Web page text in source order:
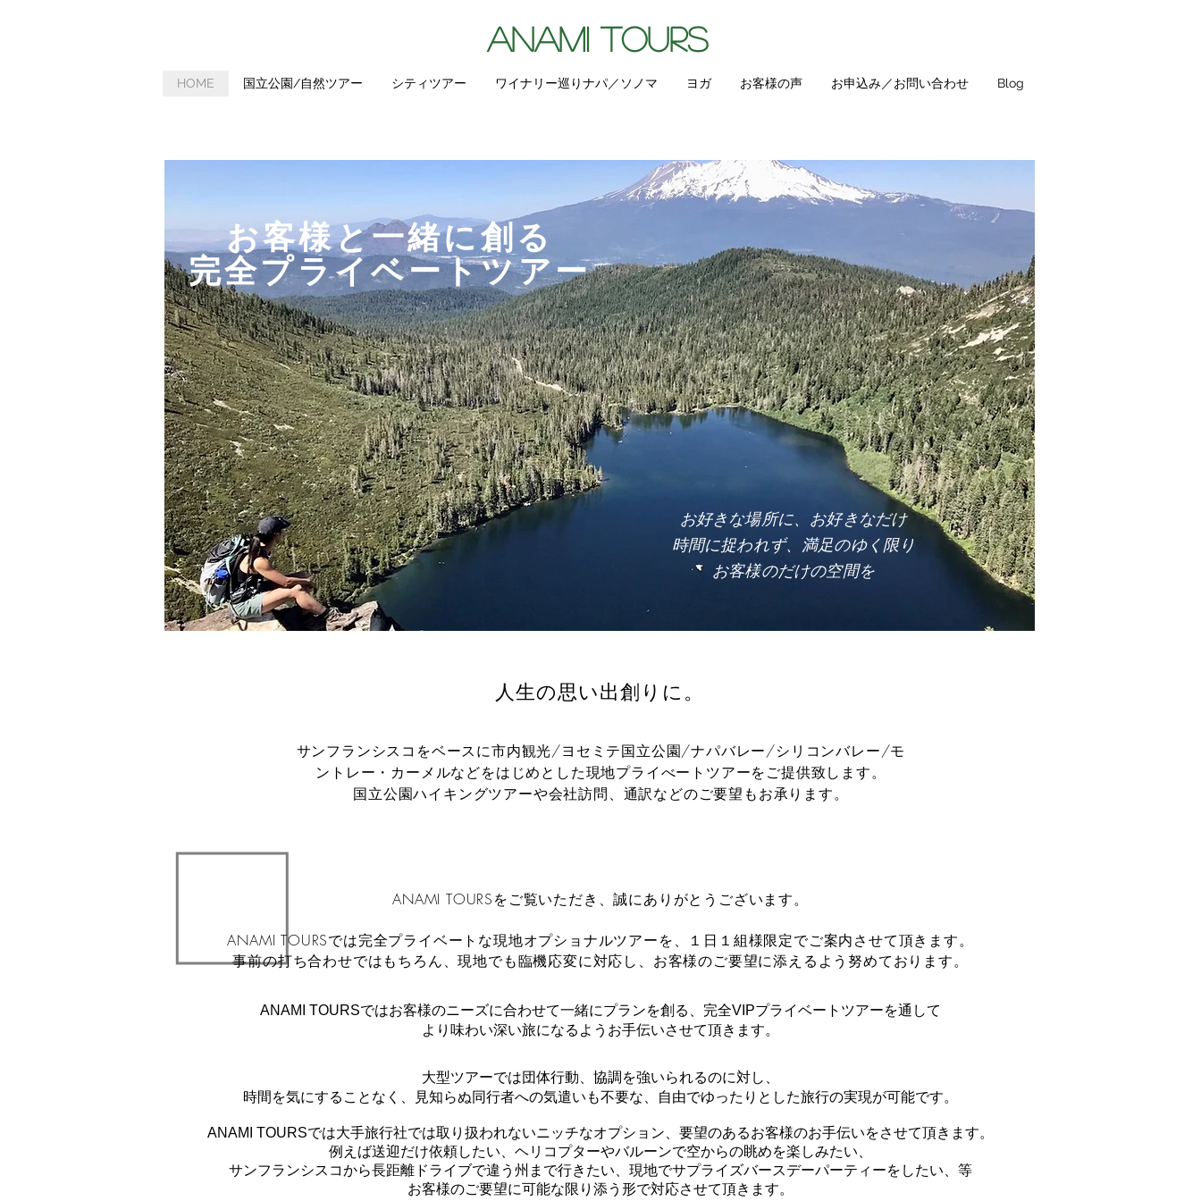
ANAMI TOURS
HOME 国立公園/自然ツアー シティツアー ワイナリー巡りナパ／ソノマ ヨガ お客様の声 お申込み／お問い合わせ Blog
お客様と一緒に創る
​完全プライベートツアー
お好きな場所に、お好きなだけ
時間に捉われず、満足のゆく限り
​お客様のだけの空間を
人生の思い出創りに。
サンフランシスコをベースに市内観光/ヨセミテ国立公園/ナパバレー/シリコンバレー/モ
ントレー・カーメルなどをはじめとした現地プライべートツアーをご提供致します。
国立公園ハイキングツアーや会社訪問、通訳などのご要望もお承ります。
ANAMI TOURSをご覧いただき、誠にありがとうございます。
ANAMI TOURSでは完全プライベートな現地オプショナルツアーを、
１日１組様限定でご案内させて頂きます。
事前の打ち合わせではもちろん、現地でも臨機応変に対応し、お客様のご要望に添えるよう努めております。​
ANAMI TOURSではお客様のニーズに合わせて一緒にプランを創る、 完全VIPプライベートツアーを通して
より味わい深い旅になるよう お手伝いさせて頂きます。
大型ツアーでは団体行動、協調を強いられるのに対し、
時間を気にすることなく、見知らぬ同行者への気遣いも不要な、自由でゆったりとした旅行の実現が可能です。
ANAMI TOURSでは大手旅行社では取り扱われないニッチなオプション、要望のあるお客様のお手伝いをさせて頂きます。
例えば送迎だけ依頼したい、ヘリコプターやバルーンで空からの眺めを楽しみたい、
サンフランシスコから長距離ドライブで違う州まで行きたい、現地でサプライズバースデーパーティーをしたい、等
お客様のご要望に可能な限り添う形で対応させて頂きます。